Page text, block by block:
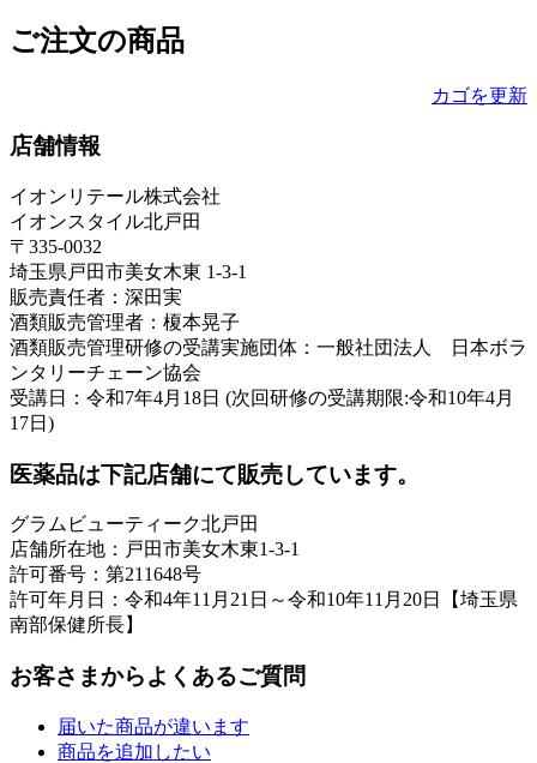
ご注文の商品
カゴを更新
店舗情報
イオンリテール株式会社
イオンスタイル北戸田
〒335-0032
埼玉県戸田市美女木東 1-3-1
販売責任者：深田実
酒類販売管理者：榎本晃子
酒類販売管理研修の受講実施団体：一般社団法人 日本ボラ
ンタリーチェーン協会
受講日：令和7年4月18日 (次回研修の受講期限:令和10年4月
17日)
医薬品は下記店舗にて販売しています。
グラムビューティーク北戸田
店舗所在地：戸田市美女木東1-3-1
許可番号：第211648号
許可年月日：令和4年11月21日～令和10年11月20日【埼玉県
南部保健所長】
お客さまからよくあるご質問
届いた商品が違います
商品を追加したい